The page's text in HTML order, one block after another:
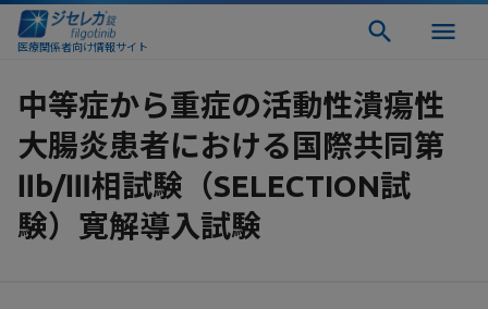
医療関係者向け情報サイト
中等症から重症の活動性潰瘍性
大腸炎患者における国際共同第
Ⅱb/Ⅲ相試験（SELECTION試
験）寛解導入試験